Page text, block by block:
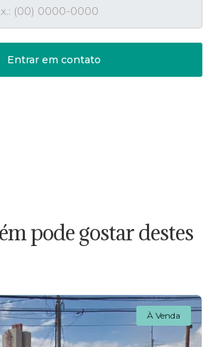
Entrar em contato
pode gostar destes
À Venda